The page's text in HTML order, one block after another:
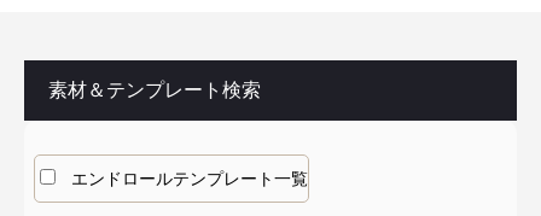
素材＆テンプレート検索
エンドロールテンプレート一覧